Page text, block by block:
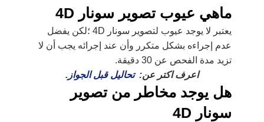
ماهي عيوب تصوير سونار 4D
يعتبر لا يوجد عيوب لتصوير سونار 4D ؛لكن يفضل
عدم إجراءه بشكل متكرر وأن عند إجرائه يجب أن لا
تزيد مدة الفحص عن 30 دقيقة.
اعرف اكتر عن:تحاليل قبل الجواز .
هل يوجد مخاطر من تصوير
سونار 4D